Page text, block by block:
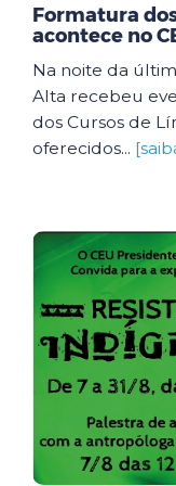
Formatura
acontece no
Na noite da
Alta recebeu
dos Cursos de
oferecidos...